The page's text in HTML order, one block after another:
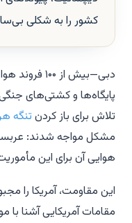
کشور را به شکلی
دبی—بیش از
پایگاه‌ها و کشتی‌های
تلاش برای باز کردن تنگه
مشکل مواجه شدند:
هوایی آن برای این
این مقاومت، آمریکا را
مقامات آمریکایی آشنا